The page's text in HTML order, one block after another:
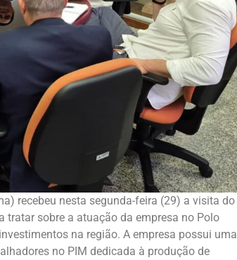
recebeu nesta segunda-feira (29) a visita do
tratar sobre a atuação da empresa no Polo
na região. A empresa possui uma
no PIM dedicada à produção de